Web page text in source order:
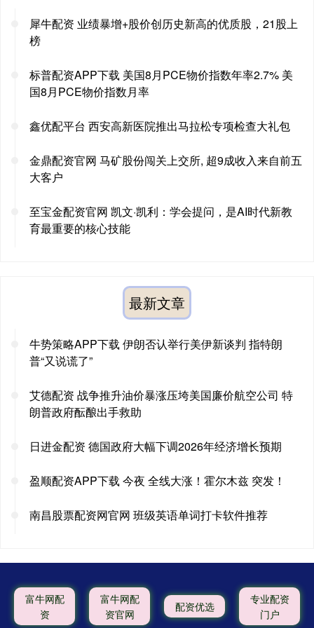
犀牛配资 业绩暴增+股价创历史新高的优质股，21股上
榜
标普配资APP下载 美国8月PCE物价指数年率2.7% 美
国8月PCE物价指数月率
鑫优配平台 西安高新医院推出马拉松专项检查大礼包
金鼎配资官网 马矿股份闯关上交所, 超9成收入来自前五
大客户
至宝金配资官网 凯文·凯利：学会提问，是AI时代新教
育最重要的核心技能
最新文章
牛势策略APP下载 伊朗否认举行美伊新谈判 指特朗
普“又说谎了”
艾德配资 战争推升油价暴涨压垮美国廉价航空公司 特
朗普政府酝酿出手救助
日进金配资 德国政府大幅下调2026年经济增长预期
盈顺配资APP下载 今夜 全线大涨！霍尔木兹 突发！
南昌股票配资网官网 班级英语单词打卡软件推荐
富牛网配
资
富牛网配
资官网
配资优选
专业配资
门户